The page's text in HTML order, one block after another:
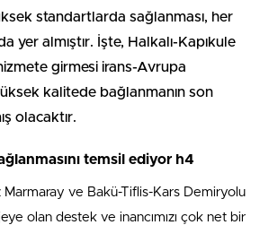
standartlarda sağlanması, her
yer almıştır. İşte, Halkalı-Kapıkule
girmesi irans-Avrupa
kalitede bağlanmanın son
olacaktır.
temsil ediyor h4
Marmaray ve Bakü-Tiflis-Kars Demiryolu
olan destek ve inancımızı çok net bir